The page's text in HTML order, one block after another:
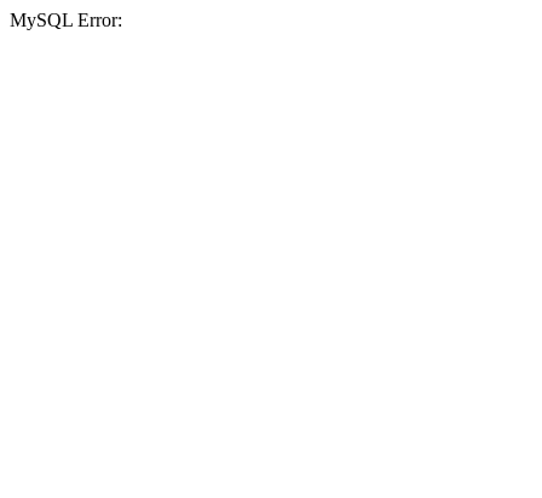
MySQL Error: